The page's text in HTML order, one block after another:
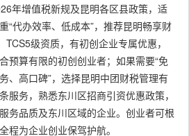
年增值税新规及昆明各区县政策，适
“代办效率、低成本”，推荐昆明畅享财
级资质，有初创企业专属优惠，
预算有限的初创创业者；如果需要“免
、高口碑”，选择昆明中团财税管理有
服务，熟悉东川区招商引资优惠政策，
务品质及东川区域的企业。创业者可根
程为企业创业保驾护航。